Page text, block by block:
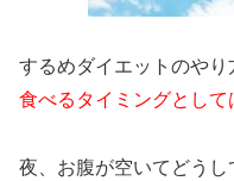
するめダイエットのやり
食べるタイミングとして
夜、お腹が空いてどう